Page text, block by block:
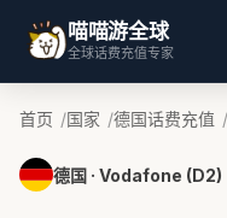
喵喵游全球
全球话费充值专家
首页 国家 德国话费充值
德国 · Vodafone (D2)